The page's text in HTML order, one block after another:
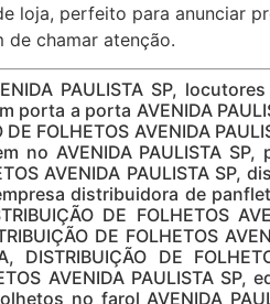
loja, perfeito para anunciar
de chamar atenção.
PAULISTA SP,
porta a porta AVENIDA
DE FOLHETOS AVENIDA
no AVENIDA PAULISTA
AVENIDA PAULISTA
distribuidora de
DE FOLHETOS
DE FOLHETOS
DISTRIBUIÇÃO DE
AVENIDA PAULISTA
no farol AVENIDA